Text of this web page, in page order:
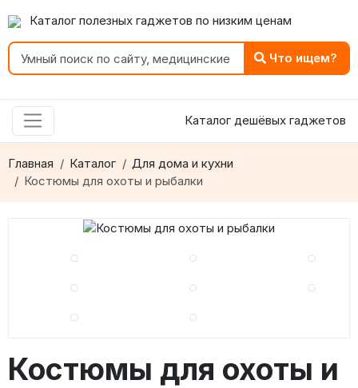
Каталог полезных гаджетов по низким ценам
Что ищем?
Каталог дешёвых гаджетов
Главная Каталог
Для дома и кухни
Костюмы для охоты и рыбалки
Костюмы для охоты и